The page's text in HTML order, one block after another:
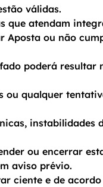
válidas.
atendam
Aposta ou não
poderá resultar
ou qualquer
instabilidades
ou encerrar
aviso prévio.
ciente e de